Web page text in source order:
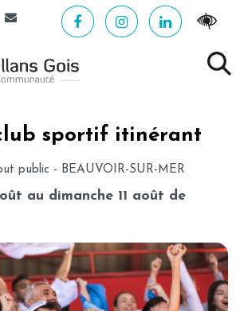
sportif itinérant
public - BEAUVOIR-SUR-MER
au dimanche 11 août de